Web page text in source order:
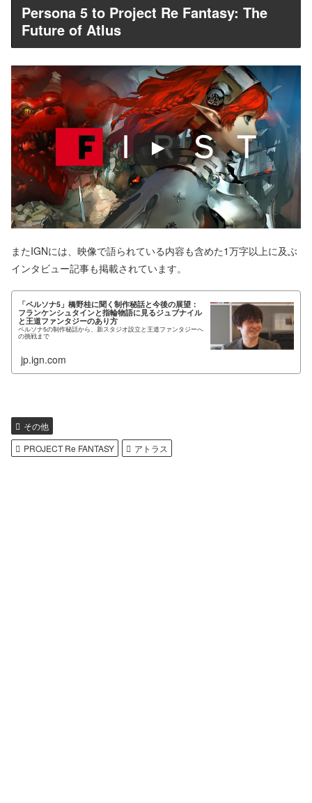
Persona 5 to Project Re Fantasy: The
Future of Atlus
またIGNには、映像で語られている内容も含めた1万字以上に及ぶ
インタビュー記事も掲載されています。
「ペルソナ5」橋野桂に聞く制作秘話と今後の展望：
フランケンシュタインと指輪物語に見るジュブナイル
と王道ファンタジーのあり方
ペルソナ5の制作秘話から、新スタジオ設立と王道ファンタジーへ
の挑戦まで
jp.ign.com
その他
PROJECT Re FANTASY
アトラス